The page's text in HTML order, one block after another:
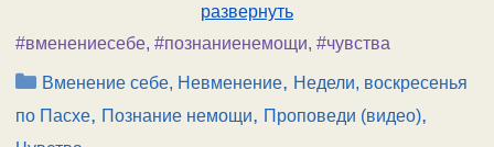
развернуть
#вменениесебе, #познаниенемощи, #чувства
Рубрики
Вменение себе, Невменение, Недели, воскресенья
по Пасхе, Познание немощи, Проповеди (видео),